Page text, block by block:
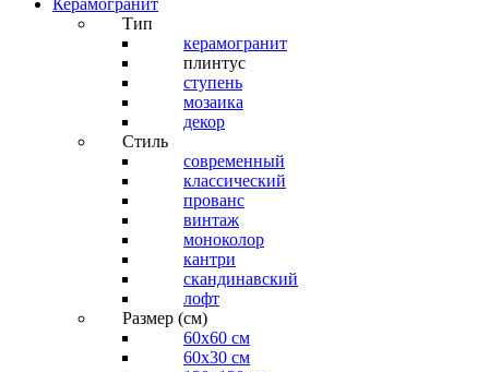
Керамогранит
Тип
керамогранит
плинтус
ступень
мозаика
декор
Стиль
современный
классический
прованс
винтаж
моноколор
кантри
скандинавский
лофт
Размер (см)
60х60 см
60x30 см